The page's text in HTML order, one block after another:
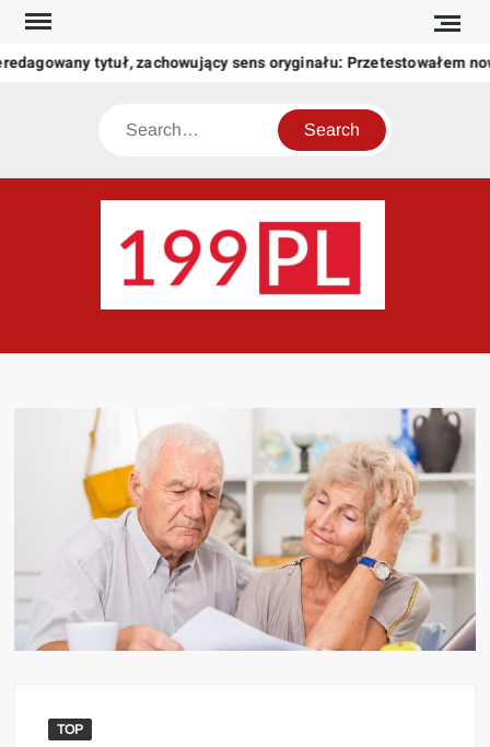
Skip
content
tytuł, zachowujący sens oryginału: Przetestowałem
Search
świat
TOP